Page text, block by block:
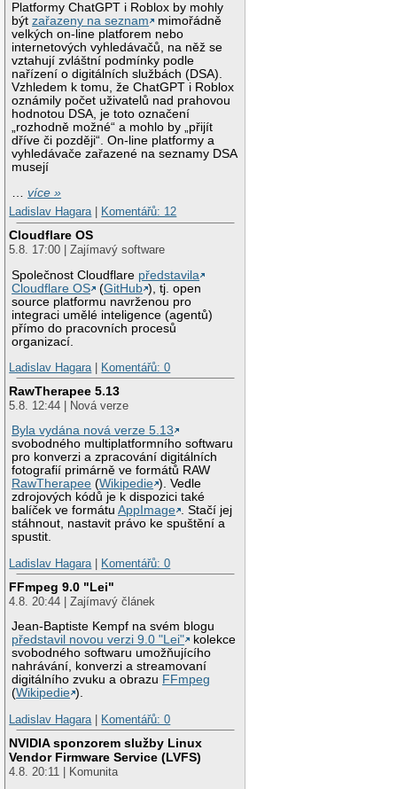
Platformy ChatGPT i Roblox by mohly
býtzařazeny na seznam
mimořádně
velkých on-line platforem nebo
internetových vyhledávačů, na něž se
vztahují zvláštní podmínky podle
nařízení o digitálních službách (DSA).
Vzhledem k tomu, že ChatGPT i Roblox
oznámily počet uživatelů nad prahovou
hodnotou DSA, je toto označení
„rozhodně možné“ a mohlo by „přijít
dříve či později“. On-line platformy a
vyhledávače zařazené na seznamy DSA
musejí
…více »
Ladislav Hagara| Komentářů: 12
Cloudflare OS
5.8. 17:00 | Zajímavý software
Společnost Cloudflare představila
Cloudflare OS
(GitHub ), tj. open
source platformu navrženou pro
integraci umělé inteligence (agentů)
přímo do pracovních procesů
organizací.
Ladislav Hagara| Komentářů: 0
RawTherapee 5.13
5.8. 12:44 | Nová verze
Byla vydána nová verze 5.13
svobodného multiplatformního softwaru
pro konverzi a zpracování digitálních
fotografií primárně ve formátů RAW
RawTherapee (Wikipedie ). Vedle
zdrojových kódů je k dispozici také
balíček ve formátuAppImage . Stačí jej
stáhnout, nastavit právo ke spuštění a
spustit.
Ladislav Hagara| Komentářů: 0
FFmpeg 9.0 "Lei"
4.8. 20:44 | Zajímavý článek
Jean-Baptiste Kempf na svém blogu
představil novou verzi 9.0 "Lei"
kolekce
svobodného softwaru umožňujícího
nahrávání, konverzi a streamovaní
digitálního zvuku a obrazu FFmpeg
(Wikipedie ).
Ladislav Hagara| Komentářů: 0
NVIDIA sponzorem služby Linux
Vendor Firmware Service (LVFS)
4.8. 20:11 | Komunita